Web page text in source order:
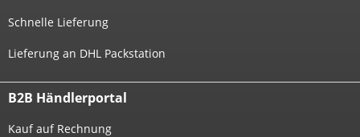
Schnelle Lieferung
Lieferung an DHL Packstation
B2B Händlerportal
Kauf auf Rechnung